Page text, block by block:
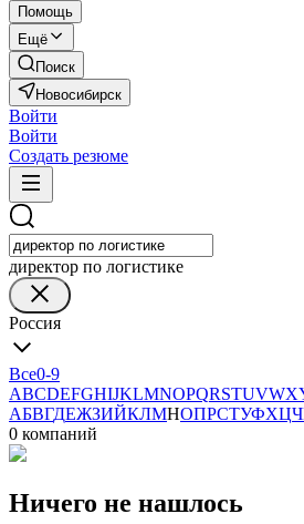
Помощь
Ещё
Поиск
Новосибирск
Войти
Войти
Создать резюме
директор по логистике
Россия
Все0-9
ABCDEFGHIJKLMNOPQRSTUVWX
АБВГДЕЖЗИЙКЛМНОПРСТУФХЦЧ
0 компаний
Ничего не нашлось